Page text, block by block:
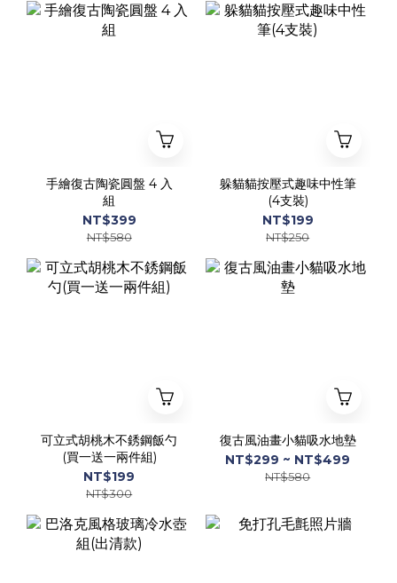
手繪復古陶瓷圓盤 4 入
組
NT$399
NT$580
躲貓貓按壓式趣味中性筆
(4支裝)
NT$199
NT$250
可立式胡桃木不銹鋼飯勺
(買一送一兩件組)
NT$199
NT$300
復古風油畫小貓吸水地墊
NT$299 ~ NT$499
NT$580